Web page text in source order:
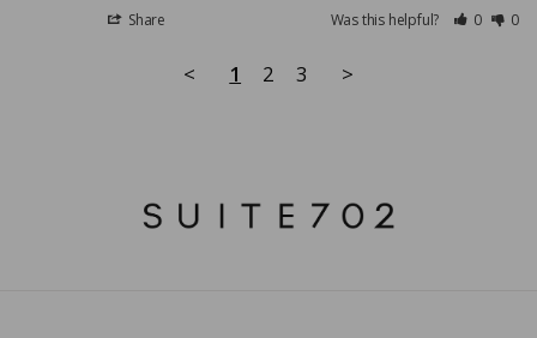
Share Was this helpful? 0 0
< 1 2 3 >